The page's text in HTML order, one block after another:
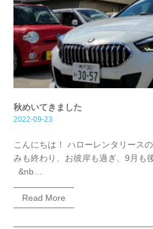
秋めいてきました
2022-09-23
こんにちは！ ハローレンタリース
みも終わり、お彼岸も過ぎ、9月も
&nb…
Read More